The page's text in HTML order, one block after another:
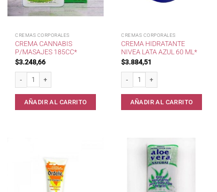
CREMAS CORPORALES
CREMA CANNABIS
P/MASAJES 185CC*
$3.248,66
Crema CanNabis p/Masajes 185cc* cantidad
AÑADIR AL CARRITO
CREMAS CORPORALES
CREMA HIDRATANTE
NIVEA LATA AZUL 60 ML*
$3.884,51
Crema Hidratante Nivea Lata Azul
AÑADIR AL CARRITO